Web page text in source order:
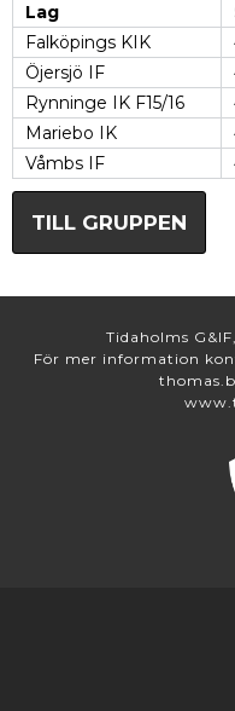
Lag
Falköpings KIK
Öjersjö IF
Rynninge IK F15/16
Mariebo IK
Våmbs IF
TILL GRUPPEN
Tidaholms
För mer information